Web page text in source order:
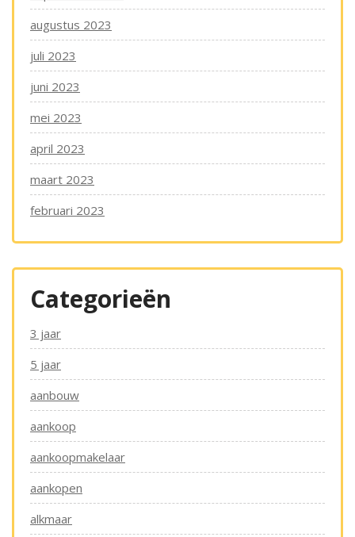
augustus 2023
juli 2023
juni 2023
mei 2023
april 2023
maart 2023
februari 2023
Categorieën
3 jaar
5 jaar
aanbouw
aankoop
aankoopmakelaar
aankopen
alkmaar